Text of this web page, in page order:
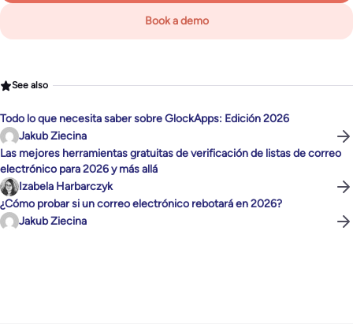
Book a demo
See also
Todo lo que necesita saber sobre GlockApps: Edición 2026
Jakub Ziecina
Las mejores herramientas gratuitas de verificación de listas de correo
electrónico para 2026 y más allá
Izabela Harbarczyk
¿Cómo probar si un correo electrónico rebotará en 2026?
Jakub Ziecina